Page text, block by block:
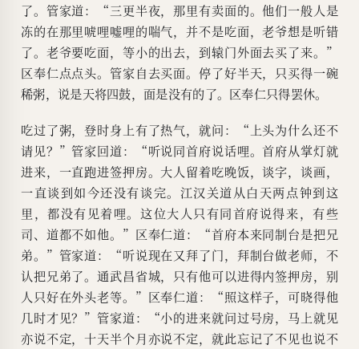
了。管家道：“三更半夜，那里有卖面的。他们一般人是
冻的在那里唬哩嘘哩的喘气，并不是吃面，老爷想是听错
了。老爷要吃面，等小的出去，到辕门外面去买了来。”
区奉仁点点头。管家自去买面。停了好半天，只买得一碗
稀粥，说是天将四鼓，面是没有的了。区奉仁只得罢休。
吃过了粥，登时身上有了热气，就问：“上头为什么还不
请见？”管家回道：“听说同首府说话哩。首府从掌灯就
进来，一直跑进签押房。大人留着吃晚饭，谈字，谈画，
一直谈到如今还没有谈完。江汉关道从白天两点钟到这
里，都没有见着哩。这位大人只有同首府说得来，有些
司、道都不如他。”区奉仁道：“首府本来同制台是把兄
弟。”管家道：“听说现在又拜了门，拜制台做老师，不
认把兄弟了。通武昌省城，只有他可以进得内签押房，别
人只好在外头老等。”区奉仁道：“照这样子，可晓得他
几时才见？”管家道：“小的进来就问过号房，马上就见
亦说不定，十天半个月亦说不定，就此忘记了不见也说不